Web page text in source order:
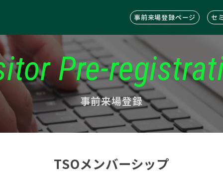
事前来場登録ページ セ
Pre-
事前来場登録
TSOメンバーシップ